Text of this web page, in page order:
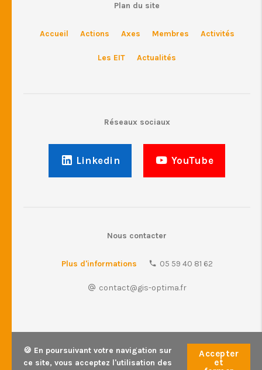
Plan du site
Accueil Actions Axes Membres Activités
Les EIT Actualités
Réseaux sociaux
Linkedin YouTube
Nous contacter
Plus d'informations 05 59 40 81 62
contact@gis-optima.fr
© GIS Optima • 2026 •Mentions légales
🍪 En poursuivant votre navigation sur
ce site, vous acceptez l'utilisation des
Accepter
et